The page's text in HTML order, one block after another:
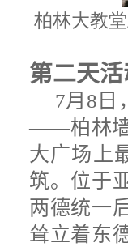
柏林大
第二天
7月 8 日
——柏林墙
大广场上
筑。位于
两德统一
耸立着东